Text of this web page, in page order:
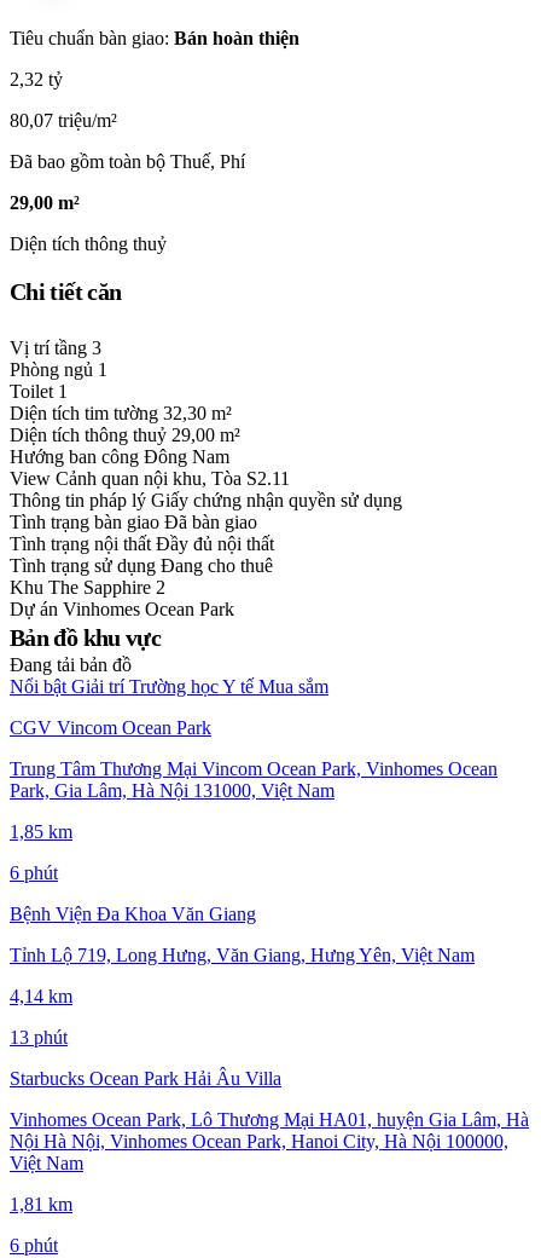
Tiêu chuẩn bàn giao: Bán hoàn thiện
2,32 tỷ
80,07 triệu/m²
Đã bao gồm toàn bộ Thuế, Phí
29,00 m²
Diện tích thông thuỷ
Chi tiết căn
Vị trí tầng 3
Phòng ngủ 1
Toilet 1
Diện tích tim tường 32,30 m²
Diện tích thông thuỷ 29,00 m²
Hướng ban công Đông Nam
View Cảnh quan nội khu, Tòa S2.11
Thông tin pháp lý Giấy chứng nhận quyền sử dụng
Tình trạng bàn giao Đã bàn giao
Tình trạng nội thất Đầy đủ nội thất
Tình trạng sử dụng Đang cho thuê
Khu The Sapphire 2
Dự án Vinhomes Ocean Park
Bản đồ khu vực
Đang tải bản đồ
Nổi bật Giải trí Trường họcY tế Mua sắm
CGV Vincom Ocean Park
Trung Tâm Thương Mại Vincom Ocean Park, Vinhomes Ocean
Park, Gia Lâm, Hà Nội 131000, Việt Nam
1,85 km
6 phút
Bệnh Viện Đa Khoa Văn Giang
Tỉnh Lộ 719, Long Hưng, Văn Giang, Hưng Yên, Việt Nam
4,14 km
13 phút
Starbucks Ocean Park Hải Âu Villa
Vinhomes Ocean Park, Lô Thương Mại HA01, huyện Gia Lâm, Hà
Nội Hà Nội, Vinhomes Ocean Park, Hanoi City, Hà Nội 100000,
Việt Nam
1,81 km
6 phút